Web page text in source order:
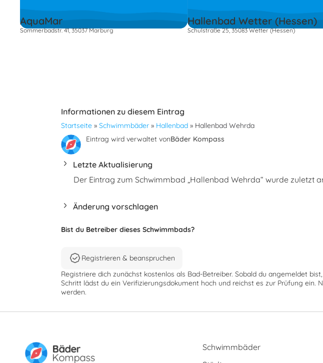
AquaMar
Sommerbadstr. 41, 35037 Marburg
Hallenbad Wetter (Hessen)
Schulstraße 25, 35083 Wetter (Hessen)
Informationen zu diesem Eintrag
Startseite » Schwimmbäder » Hallenbad » Hallenbad Wehrda
Eintrag wird verwaltet vonBäder Kompass
Letzte Aktualisierung
Der Eintrag zum Schwimmbad „Hallenbad Wehrda“ wurde zuletzt
Änderung vorschlagen
Bist du Betreiber dieses Schwimmbads?
Registrieren & beanspruchen
Registriere dich zunächst kostenlos als Bad-Betreiber. Sobald du angemeldet
Schritt lädst du ein Verifizierungsdokument hoch und reichst es zur Prüfung
werden.
Schwimmbäder